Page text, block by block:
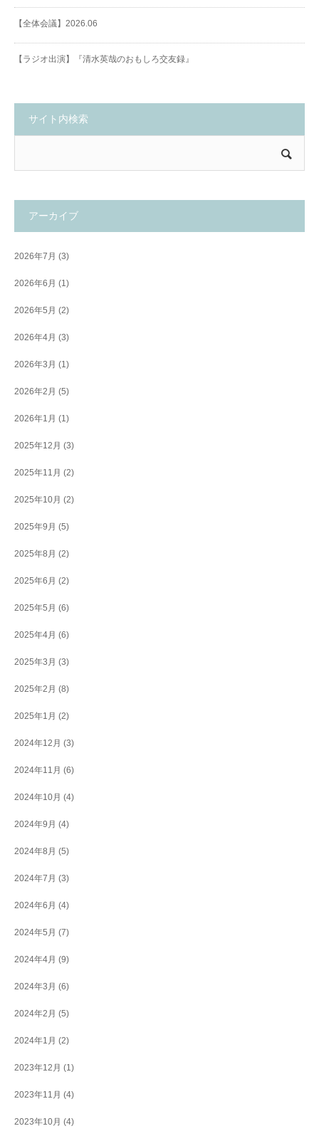
【全体会議】2026.06
【ラジオ出演】『清水英哉のおもしろ交友録』
サイト内検索
アーカイブ
2026年7月 (3)
2026年6月 (1)
2026年5月 (2)
2026年4月 (3)
2026年3月 (1)
2026年2月 (5)
2026年1月 (1)
2025年12月 (3)
2025年11月 (2)
2025年10月 (2)
2025年9月 (5)
2025年8月 (2)
2025年6月 (2)
2025年5月 (6)
2025年4月 (6)
2025年3月 (3)
2025年2月 (8)
2025年1月 (2)
2024年12月 (3)
2024年11月 (6)
2024年10月 (4)
2024年9月 (4)
2024年8月 (5)
2024年7月 (3)
2024年6月 (4)
2024年5月 (7)
2024年4月 (9)
2024年3月 (6)
2024年2月 (5)
2024年1月 (2)
2023年12月 (1)
2023年11月 (4)
2023年10月 (4)